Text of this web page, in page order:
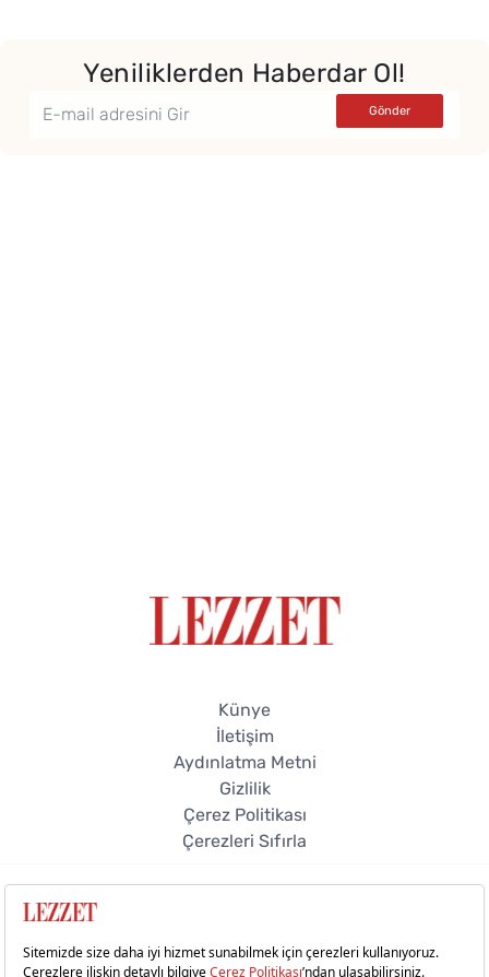
Yeniliklerden Haberdar Ol!
Künye
İletişim
Aydınlatma Metni
Gizlilik
Çerez Politikası
Çerezleri Sıfırla